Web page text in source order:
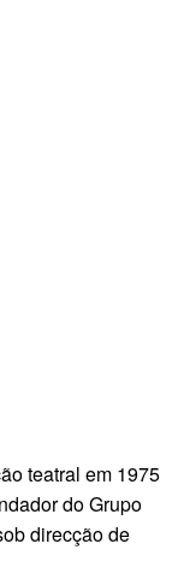
teatral em 1975
do Grupo
direcção de